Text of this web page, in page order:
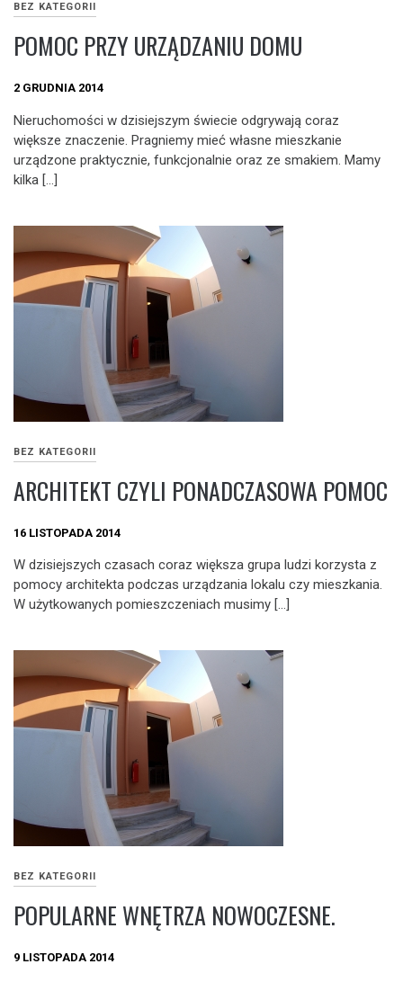
BEZ KATEGORII
POMOC PRZY URZĄDZANIU DOMU
2 GRUDNIA 2014
Nieruchomości w dzisiejszym świecie odgrywają coraz
większe znaczenie. Pragniemy mieć własne mieszkanie
urządzone praktycznie, funkcjonalnie oraz ze smakiem. Mamy
kilka […]
BEZ KATEGORII
ARCHITEKT CZYLI PONADCZASOWA POMOC
16 LISTOPADA 2014
W dzisiejszych czasach coraz większa grupa ludzi korzysta z
pomocy architekta podczas urządzania lokalu czy mieszkania.
W użytkowanych pomieszczeniach musimy […]
BEZ KATEGORII
POPULARNE WNĘTRZA NOWOCZESNE.
9 LISTOPADA 2014